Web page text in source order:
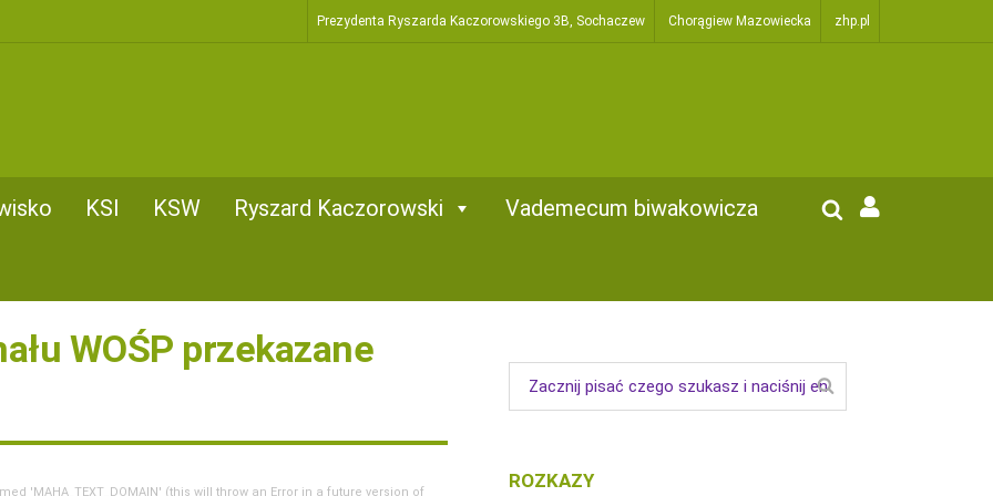
Prezydenta Ryszarda Kaczorowskiego 3B, Sochaczew Chorągiew Mazowiecka zhp.pl
KSI KSW Ryszard Kaczorowski Vademecum biwakowicza
WOŚP przekazane
'MAHA_TEXT_DOMAIN' (this will throw an Error in a future version of
ROZKAZY